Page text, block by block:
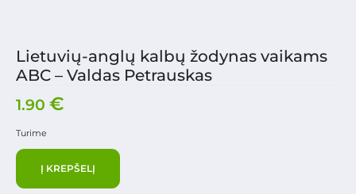
Lietuvių-anglų kalbų žodynas vaikams
ABC – Valdas Petrauskas
1.90 €
Turime
Į KREPŠELĮ